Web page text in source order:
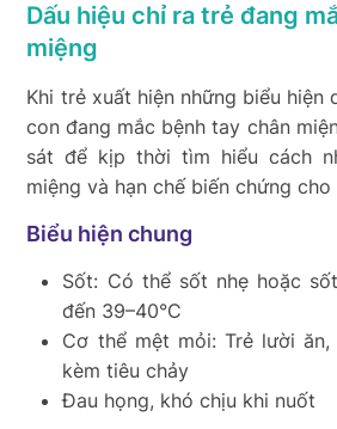
Dấu hiệu chỉ ra trẻ đang
miệng
Khi trẻ xuất hiện những biểu hiện
con đang mắc bệnh tay chân
sát để kịp thời tìm hiểu cách
miệng và hạn chế biến chứng cho
Biểu hiện chung
Sốt: Có thể sốt nhẹ hoặc
đến 39–40°C
Cơ thể mệt mỏi: Trẻ lười
kèm tiêu chảy
Đau họng, khó chịu khi nuốt